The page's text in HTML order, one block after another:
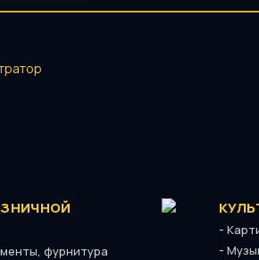
фурнитура
-
-